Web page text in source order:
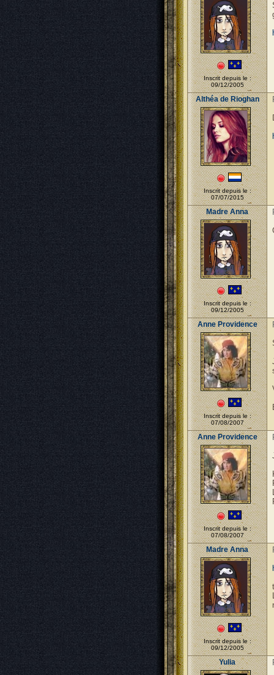
Inscrit depuis le :
09/12/2005
Althéa de Rioghan
Inscrit depuis le :
07/07/2015
Madre Anna
Inscrit depuis le :
09/12/2005
Anne Providence
Inscrit depuis le :
07/08/2007
Anne Providence
Inscrit depuis le :
07/08/2007
Madre Anna
Inscrit depuis le :
09/12/2005
Yulia